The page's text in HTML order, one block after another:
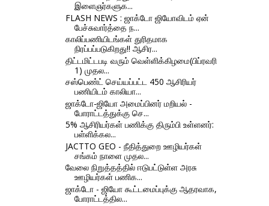
இளைஞர்களுக...
FLASH NEWS : ஜாக்டோ ஜியோவிடம் ஏன்
பேச்சுவார்த்தை ந...
காலிப்பணியிடங்கள் துரிதமாக
நிரப்பப்படுகிறது!! ஆசிர...
திட்டமிட்டபடி வரும் வெள்ளிக்கிழமை(பிப்ரவரி
1) முதல...
சஸ்பெண்ட் செய்யப்பட்ட 450 ஆசிரியர்
பணியிடம் காலியா...
ஜாக்டோ-ஜியோ அமைப்பினர் மறியல் -
போராட்டத்துக்கு செ...
5% ஆசிரியர்கள் பணிக்கு திரும்பி உள்ளனர்:
பள்ளிக்கல...
JACTTO GEO - நீதித்துறை ஊழியர்கள்
சங்கம் நாளை முதல...
வேலை நிறுத்தத்தில் ஈடுபட்டுள்ள அரசு
ஊழியர்கள் பணிக...
ஜாக்டோ - ஜியோ கூட்டமைப்புக்கு ஆதரவாக,
போராட்டத்தில...